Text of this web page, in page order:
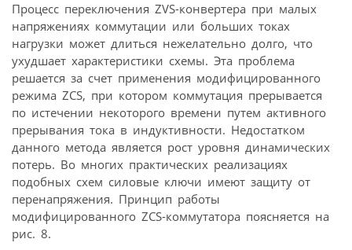
Процесс переключения ZVS-конвертера при малых
напряжениях коммутации или больших токах
нагрузки может длиться нежелательно долго, что
ухудшает характеристики схемы. Эта проблема
решается за счет применения модифицированного
режима ZСS, при котором коммутация прерывается
по истечении некоторого времени путем активного
прерывания тока в индуктивности. Недостатком
данного метода является рост уровня динамических
потерь. Во многих практических реализациях
подобных схем силовые ключи имеют защиту от
перенапряжения. Принцип работы
модифицированного ZСS-коммутатора поясняется на
рис. 8.